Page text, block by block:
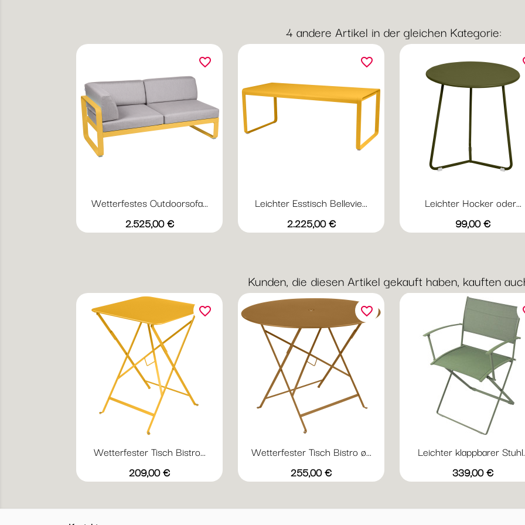
4 andere Artikel in der gleichen Kategorie:
Wetterfestes Outdoorsofa...
Preis
2.525,00 €
Vorschau
grauweißAbyssblau
Acapulcoblau
Flanellgrau
favorite_border
Leichter Esstisch Bellevie...
Preis
2.225,00 €
Vorschau
AbyssblauAcapulcoblau
Anthrazit
Chili Gewittergrau
favorite_border
Leichter Hocker oder...
Preis
99,00 €
Vorschau
AbyssblauAcapulcoblau
Anthrazit
Chili
Kunden, die diesen Artikel gekauft haben, kauften
Wetterfester Tisch Bistro...
Preis
209,00 €
Vorschau
AbyssblauAcapulcoblau
Anthrazit
Chili Gewittergrau
favorite_border
Wetterfester Tisch Bistro ø...
Preis
255,00 €
Vorschau
AbyssblauAcapulcoblau
Anthrazit
Chili Gewittergrau
favorite_border
Leichter klappbarer
Preis
339,00 €
Vorschau
Acapulcoblau
Anthrazit
Chili